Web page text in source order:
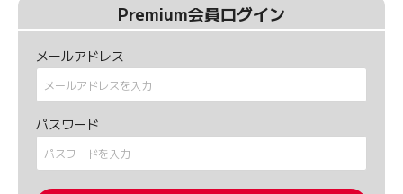
Premium会員ログイン
メールアドレス
パスワード